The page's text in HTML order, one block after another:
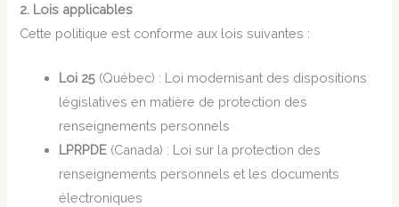
2. Lois applicables
Cette politique est conforme aux lois suivantes :
Loi 25 (Québec) : Loi modernisant des dispositions
législatives en matière de protection des
renseignements personnels
LPRPDE (Canada) : Loi sur la protection des
renseignements personnels et les documents
électroniques